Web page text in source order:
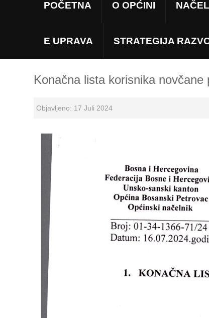
POČETNA O OPĆINI
E UPRAVA STRATEGIJA
Konačna lista korisnika
Objavljeno: 17 Juli 2024